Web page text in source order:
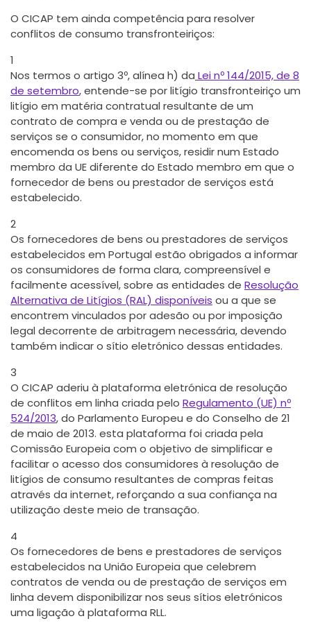
O CICAP tem ainda competência para resolver
conflitos de consumo transfronteiriços:
1
Nos termos o artigo 3º, alínea h) da Lei nº 144/2015, de 8
de setembro, entende-se por litígio transfronteiriço um
litígio em matéria contratual resultante de um
contrato de compra e venda ou de prestação de
serviços se o consumidor, no momento em que
encomenda os bens ou serviços, residir num Estado
membro da UE diferente do Estado membro em que o
fornecedor de bens ou prestador de serviços está
estabelecido.
2
Os fornecedores de bens ou prestadores de serviços
estabelecidos em Portugal estão obrigados a informar
os consumidores de forma clara, compreensível e
facilmente acessível, sobre as entidades de Resolução
Alternativa de Litígios (RAL) disponíveis ou a que se
encontrem vinculados por adesão ou por imposição
legal decorrente de arbitragem necessária, devendo
também indicar o sítio eletrónico dessas entidades.
3
O CICAP aderiu à plataforma eletrónica de resolução
de conflitos em linha criada pelo Regulamento (UE) nº
524/2013, do Parlamento Europeu e do Conselho de 21
de maio de 2013. esta plataforma foi criada pela
Comissão Europeia com o objetivo de simplificar e
facilitar o acesso dos consumidores à resolução de
litígios de consumo resultantes de compras feitas
através da internet, reforçando a sua confiança na
utilização deste meio de transação.
4
Os fornecedores de bens e prestadores de serviços
estabelecidos na União Europeia que celebrem
contratos de venda ou de prestação de serviços em
linha devem disponibilizar nos seus sítios eletrónicos
uma ligação à plataforma RLL.